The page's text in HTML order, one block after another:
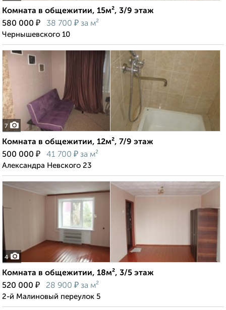
Комната в общежитии, 15м², 3/9 этаж
580 000 ₽ 38 700 ₽ за м²
Чернышевского 10
7
Комната в общежитии, 12м², 7/9 этаж
500 000 ₽ 41 700 ₽ за м²
Александра Невского 23
4
Комната в общежитии, 18м², 3/5 этаж
520 000 ₽ 28 900 ₽ за м²
2-й Малиновый переулок 5